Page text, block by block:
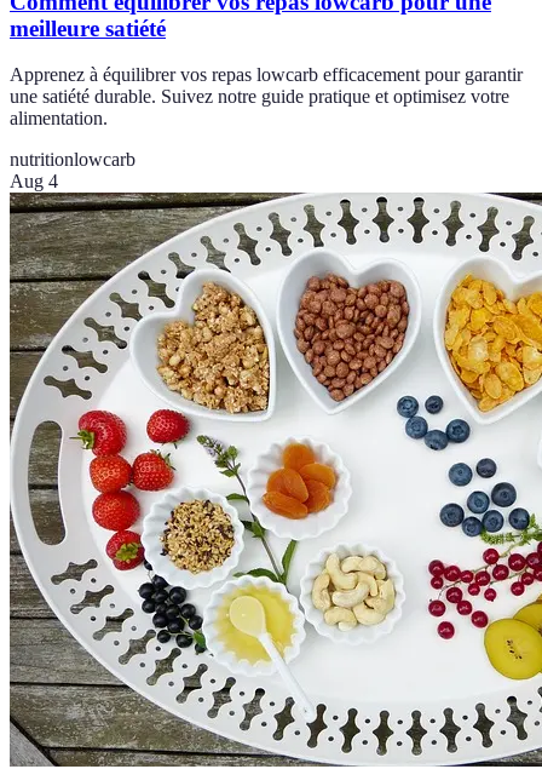
meilleure satiété
Apprenez à équilibrer vos repas lowcarb efficacement pour garantir
une satiété durable. Suivez notre guide pratique et optimisez votre
alimentation.
nutritionlowcarb
Aug 4